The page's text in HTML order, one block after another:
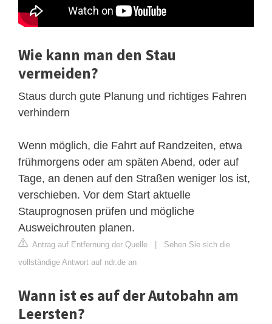
Wie kann man den Stau
vermeiden?
Staus durch gute Planung und richtiges Fahren
verhindern
Wenn möglich, die Fahrt auf Randzeiten, etwa
frühmorgens oder am späten Abend, oder auf
Tage, an denen auf den Straßen weniger los ist,
verschieben. Vor dem Start aktuelle
Stauprognosen prüfen und mögliche
Ausweichrouten planen.
Antrag auf Entfernung der Quelle | Sehen Sie sich die
vollständige Antwort auf ndr.de an
Wann ist es auf der Autobahn am
Leersten?